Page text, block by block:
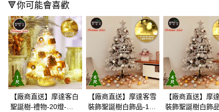
Google Pay
AFTEE先享後付
相關說明
【關於「AFTEE先享後付」】
AFTEE先享後付是「在收到商品之後才付款」的支付方式。 讓您購物簡單
便利好安心！
１．簡單：不需註冊會員、不需綁卡、不需儲值。
２．便利：只要手機號碼，簡訊認證，即可結帳。
３．安心：先確認商品／服務後，再付款。
【「AFTEE先享後付」結帳流程】
運送方式
宅配(廠商直送🚚)
每筆NT$100，滿NT$590(含以上)免運費
宅配(離島廠商直送🚚)
🔻你可能會喜歡
【廠商直送】摩達客白
聖誕樹-禮物-20燈-暖
【廠商直送】摩達客雪
裝飾聖誕樹白飾品-100
【廠商直送】摩
裝飾聖誕樹白飾